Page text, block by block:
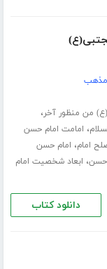
مذهب
من منظور آخر،
، امامت امام حسن
امام، امام حسن
حسن، ابعاد شخصیت امام
دانلود کتاب